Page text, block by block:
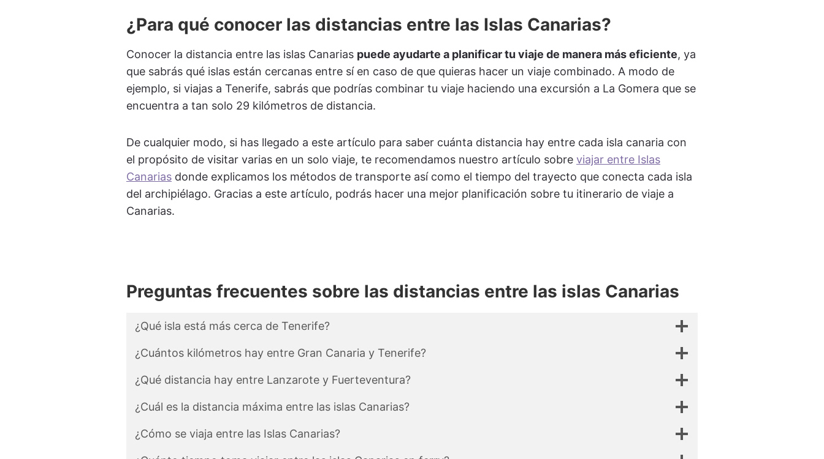
¿Para qué conocer las distancias entre las Islas Canarias?
Conocer la distancia entre las islas Canarias puede ayudarte a planificar tu viaje de manera más eficiente, ya
que sabrás qué islas están cercanas entre sí en caso de que quieras hacer un viaje combinado. A modo de
ejemplo, si viajas a Tenerife, sabrás que podrías combinar tu viaje haciendo una excursión a La Gomera que se
encuentra a tan solo 29 kilómetros de distancia.
De cualquier modo, si has llegado a este artículo para saber cuánta distancia hay entre cada isla canaria con
el propósito de visitar varias en un solo viaje, te recomendamos nuestro artículo sobre viajar entre Islas
Canarias donde explicamos los métodos de transporte así como el tiempo del trayecto que conecta cada isla
del archipiélago. Gracias a este artículo, podrás hacer una mejor planificación sobre tu itinerario de viaje a
Canarias.
Preguntas frecuentes sobre las distancias entre las islas Canarias
¿Qué isla está más cerca de Tenerife?
¿Cuántos kilómetros hay entre Gran Canaria y Tenerife?
¿Qué distancia hay entre Lanzarote y Fuerteventura?
¿Cuál es la distancia máxima entre las islas Canarias?
¿Cómo se viaja entre las Islas Canarias?